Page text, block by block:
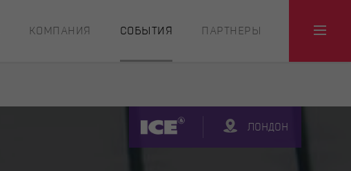
КОМПАНИЯ СОБЫТИЯ ПАРТНЕРЫ
ЛОНДОН